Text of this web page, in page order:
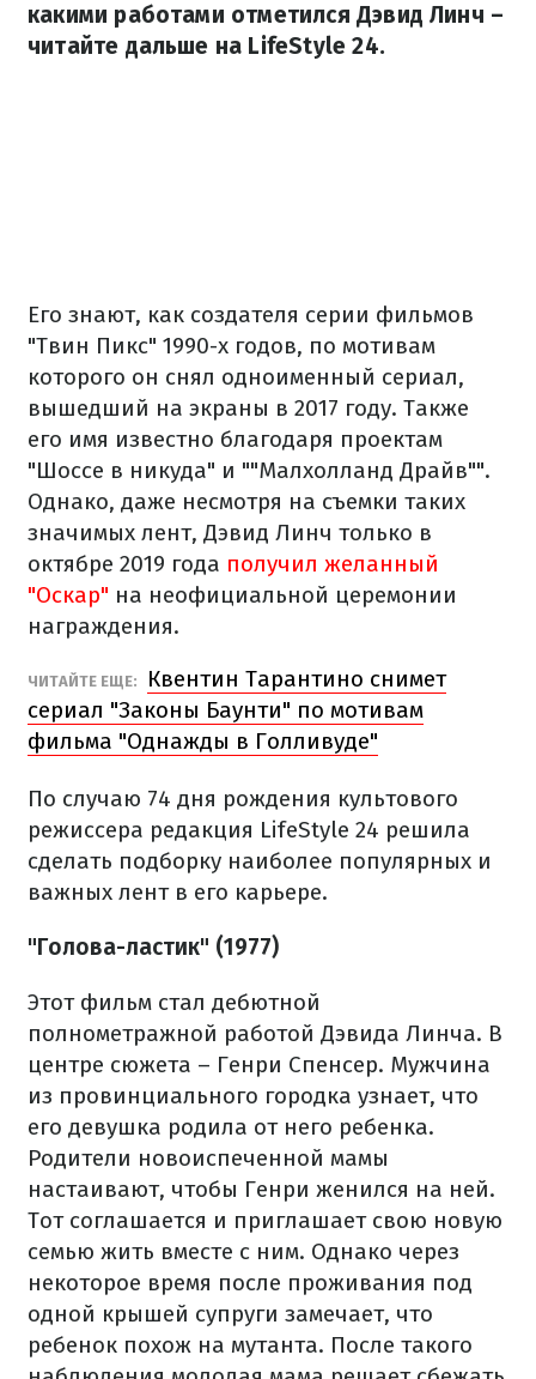
какими работами отметился Дэвид Линч –
читайте дальше на LifeStyle 24.
Его знают, как создателя серии фильмов
"Твин Пикс" 1990-х годов, по мотивам
которого он снял одноименный сериал,
вышедший на экраны в 2017 году. Также
его имя известно благодаря проектам
"Шоссе в никуда" и ""Малхолланд Драйв"".
Однако, даже несмотря на съемки таких
значимых лент, Дэвид Линч только в
октябре 2019 года получил желанный
"Оскар" на неофициальной церемонии
награждения.
ЧИТАЙТЕ ЕЩЕ:
Квентин Тарантино снимет
сериал "Законы Баунти" по мотивам
фильма "Однажды в Голливуде"
По случаю 74 дня рождения культового
режиссера редакция LifeStyle 24 решила
сделать подборку наиболее популярных и
важных лент в его карьере.
"Голова-ластик" (1977)
Этот фильм стал дебютной
полнометражной работой Дэвида Линча. В
центре сюжета – Генри Спенсер. Мужчина
из провинциального городка узнает, что
его девушка родила от него ребенка.
Родители новоиспеченной мамы
настаивают, чтобы Генри женился на ней.
Тот соглашается и приглашает свою новую
семью жить вместе с ним. Однако через
некоторое время после проживания под
одной крышей супруги замечает, что
ребенок похож на мутанта. После такого